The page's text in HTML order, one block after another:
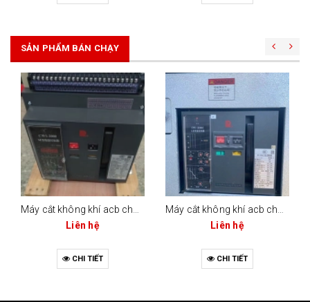
SẢN PHẨM BÁN CHẠY
Liên hệ
CHI TIẾT
Liên hệ
CHI TIẾT